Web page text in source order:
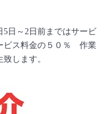
日～2日前まではサービ
ビス料金の５０％ 作業
生致します。